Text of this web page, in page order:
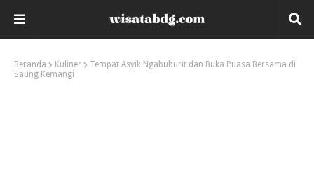
Beranda Kuliner
Tempat Asyik Ngabuburit dan Buka Puasa Bersama di
Saung Kemangi